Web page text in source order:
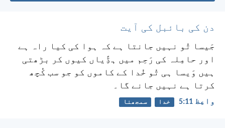
دن کی بائبل کی آیت
جَیسا تُو نہیں جانتا ہے کہ ہوا کی کیا راہ ہے
اور حامِلہ کی رَحِم میں ہڈِّیاں کیوں کر بڑھتی
ہیں وَیسا ہی تُو خُدا کے کاموں کو جو سب کُچھ
کرتا ہے نہیں جانے گا۔
واعِظ 11:‏5 خدا سمجھنا